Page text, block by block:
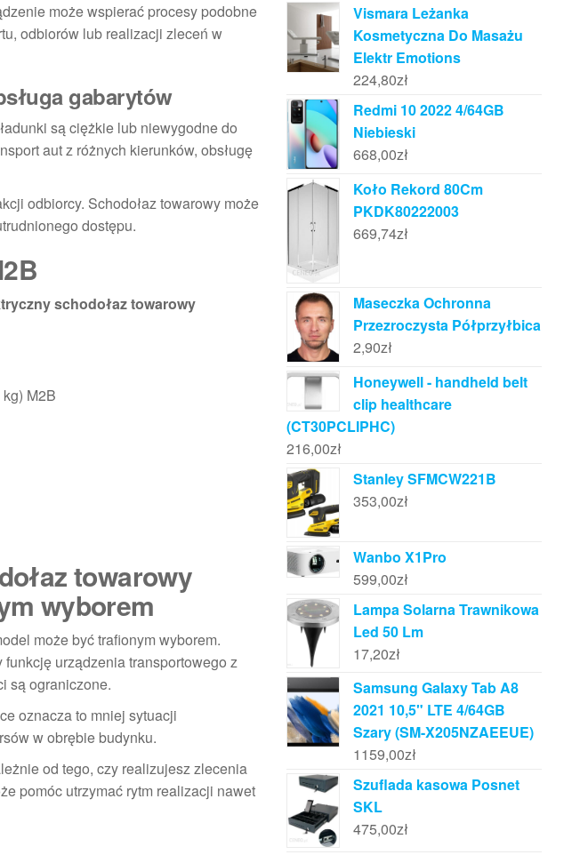
może wspierać procesy podobne
odbiorów lub realizacji zleceń w
gabarytów
są ciężkie lub niewygodne do
aut z różnych kierunków, obsługę
odbiorcy. Schodołaz towarowy może
dostępu.
schodołaz towarowy
M2B
towarowy
wyborem
może być trafionym wyborem.
funkcję urządzenia transportowego z
są ograniczone.
oznacza to mniej sytuacji
w obrębie budynku.
od tego, czy realizujesz zlecenia
pomóc utrzymać rytm realizacji nawet
Vismara Leżanka
Kosmetyczna Do Masażu
Elektr Emotions
224,80zł
Redmi 10 2022 4/64GB
Niebieski
668,00zł
Koło Rekord 80Cm
PKDK80222003
669,74zł
Maseczka Ochronna
Przezroczysta Półprzyłbica
2,90zł
Honeywell - handheld belt
clip healthcare
(CT30PCLIPHC)
216,00zł
Stanley SFMCW221B
353,00zł
Wanbo X1Pro
599,00zł
Lampa Solarna Trawnikowa
Led 50 Lm
17,20zł
Samsung Galaxy Tab A8
2021 10,5" LTE 4/64GB
Szary (SM-X205NZAEEUE)
1159,00zł
Szuflada kasowa Posnet
SKL
475,00zł